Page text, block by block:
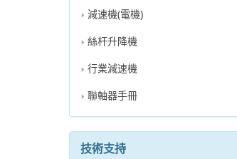
減速機(電機)
絲杆升降機
行業減速機
聯軸器手冊
技術支持